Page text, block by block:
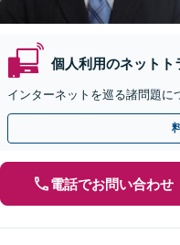
個人利用のネットト
インターネットを巡る諸問題に
電話でお問い合わせ